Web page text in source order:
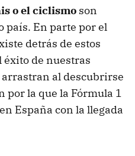
o el ciclismo son
país. En parte por el
detrás de estos
éxito de nuestras
al descubrirse
por la que la Fórmula 1
España con la llegada